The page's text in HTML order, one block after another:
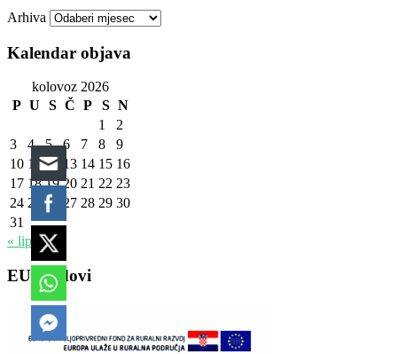
Arhiva
Kalendar objava
kolovoz 2026
P U S Č P S N
1
2
3
4 5 6 7 8
9
10 11 12 13 14 15 16
17 18 19 20 21 22 23
24 25 26 27 28 29 30
31
« lip
EU fondovi